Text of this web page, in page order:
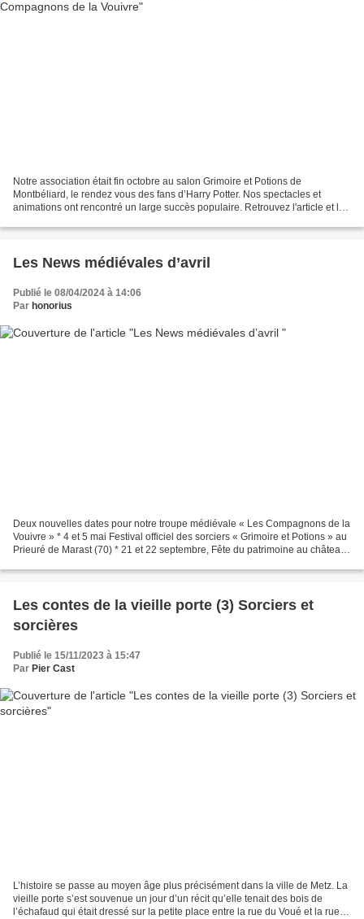
Notre association était fin octobre au salon Grimoire et Potions de
Montbéliard, le rendez vous des fans d’Harry Potter. Nos spectacles et
animations ont rencontré un large succès populaire. Retrouvez l'article et les
Les News médiévales d’avril
Publié le 08/04/2024 à 14:06
Par honorius
Deux nouvelles dates pour notre troupe médiévale « Les Compagnons de la
Vouivre » * 4 et 5 mai Festival officiel des sorciers « Grimoire et Potions » au
Prieuré de Marast (70) * 21 et 22 septembre, Fête du patrimoine au château
Les contes de la vieille porte (3) Sorciers et
sorcières
Publié le 15/11/2023 à 15:47
Par Pier Cast
L’histoire se passe au moyen âge plus précisément dans la ville de Metz. La
vieille porte s’est souvenue un jour d’un récit qu’elle tenait des bois de
l’échafaud qui était dressé sur la petite place entre la rue du Voué et la rue